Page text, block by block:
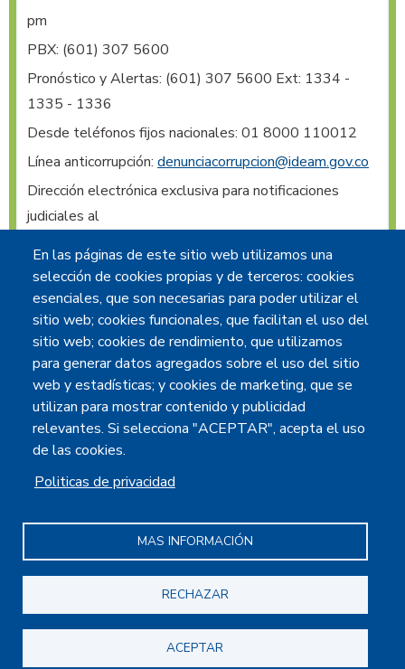
pm
PBX: (601) 307 5600
Pronóstico y Alertas: (601) 307 5600 Ext: 1334 -
1335 - 1336
Desde teléfonos fijos nacionales: 01 8000 110012
Línea anticorrupción: denunciacorrupcion@ideam.gov.co
Dirección electrónica exclusiva para notificaciones
judiciales al
Radicación de comunicaciones oficiales vía web:
contacto@ideam.gov.co
@IDEAM.INSTITUTO
@IDEAMCOLOMBIA
@IDEAMCOLOMBIA
INSTITUTO IDEAM
PolíticasMapa del sitioTérminos y condiciones
En las páginas de este sitio web utilizamos una
selección de cookies propias y de terceros: cookies
esenciales, que son necesarias para poder utilizar el
sitio web; cookies funcionales, que facilitan el uso del
sitio web; cookies de rendimiento, que utilizamos
para generar datos agregados sobre el uso del sitio
web y estadísticas; y cookies de marketing, que se
utilizan para mostrar contenido y publicidad
relevantes. Si selecciona "ACEPTAR", acepta el uso
de las cookies.
Politicas de privacidad
MAS INFORMACIÓN
RECHAZAR
ACEPTAR